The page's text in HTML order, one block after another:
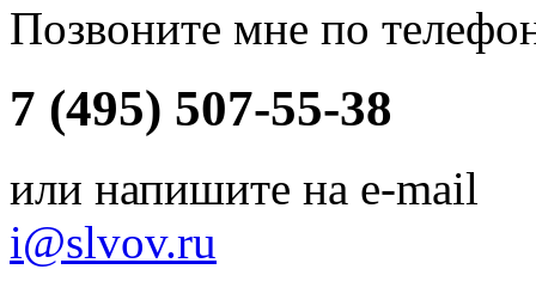
Позвоните мне по
7 (495) 507-55-38
или напишите на e-mail
i@slvov.ru